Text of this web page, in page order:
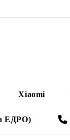
Xiaomi
ЕДРО)